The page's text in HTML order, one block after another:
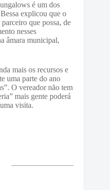
é um dos
explicou que o
que possa, de
nesses
âmara municipal,
mais os recursos e
uma parte do ano
O vereador não tem
mais gente poderá
visita.